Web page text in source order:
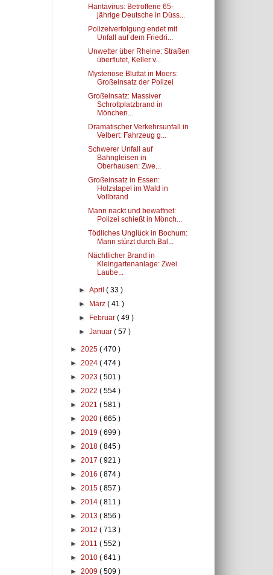
Hantavirus: Betroffene 65-
jährige Deutsche in Düss...
Polizeiverfolgung endet mit
Unfall auf dem Friedri...
Unwetter über Rheine: Straßen
überflutet, Keller v...
Mysteriöse Bluttat in Moers:
Großeinsatz der Polizei
Großeinsatz: Massiver
Schrottplatzbrand in
Mönchen...
Dramatischer Verkehrsunfall in
Velbert: Fahrzeug g...
Schwerer Unfall auf
Bahngleisen in
Oberhausen: Zwe...
Großeinsatz in Essen:
Holzstapel im Wald in
Vollbrand
Mann nackt und bewaffnet:
Polizei schießt in Mönch...
Tödliches Unglück in Bochum:
Mann stürzt durch Bal...
Nächtlicher Brand in
Kleingartenanlage: Zwei
Laube...
►April( 33 )
►
März( 41 )
►
Februar( 49 )
►Januar( 57 )
► 2025 ( 470 )
► 2024 ( 474 )
► 2023 ( 501 )
► 2022 ( 554 )
► 2021 ( 581 )
► 2020 ( 665 )
► 2019 ( 699 )
► 2018 ( 845 )
► 2017 ( 921 )
► 2016 ( 874 )
► 2015 ( 857 )
► 2014 ( 811 )
► 2013 ( 856 )
► 2012 ( 713 )
► 2011 ( 552 )
► 2010 ( 641 )
► 2009 ( 509 )